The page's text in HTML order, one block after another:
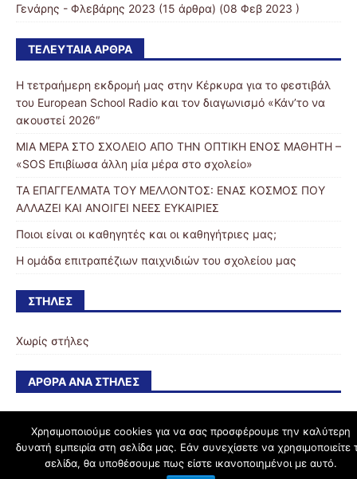
Γενάρης - Φλεβάρης 2023 (15 άρθρα) (08 Φεβ 2023 )
ΤΕΛΕΥΤΑΊΑ ΆΡΘΡΑ
Η τετραήμερη εκδρομή μας στην Κέρκυρα για το φεστιβάλ
του European School Radio και τον διαγωνισμό «Κάν’το να
ακουστεί 2026″
ΜΙΑ ΜΕΡΑ ΣΤΟ ΣΧΟΛΕΙΟ ΑΠΟ ΤΗΝ ΟΠΤΙΚΗ ΕΝΟΣ ΜΑΘΗΤΗ –
«SOS Επιβίωσα άλλη μία μέρα στο σχολείο»
ΤΑ ΕΠΑΓΓΕΛΜΑΤΑ ΤΟΥ ΜΕΛΛΟΝΤΟΣ: ΕΝΑΣ ΚΟΣΜΟΣ ΠΟΥ
ΑΛΛΑΖΕΙ ΚΑΙ ΑΝΟΙΓΕΙ ΝΕΕΣ ΕΥΚΑΙΡΙΕΣ
Ποιοι είναι οι καθηγητές και οι καθηγήτριες μας;
Η ομάδα επιτραπέζιων παιχνιδιών του σχολείου μας
ΣΤΉΛΕΣ
Χωρίς στήλες
ΆΡΘΡΑ ΑΝΆ ΣΤΉΛΕΣ
schoolpress.sch.gr
Χρησιμοποιούμε cookies για να σας προσφέρουμε την καλύτερη
δυνατή εμπειρία στη σελίδα μας. Εάν συνεχίσετε να χρησιμοποιείτε
σελίδα, θα υποθέσουμε πως είστε ικανοποιημένοι με αυτό.